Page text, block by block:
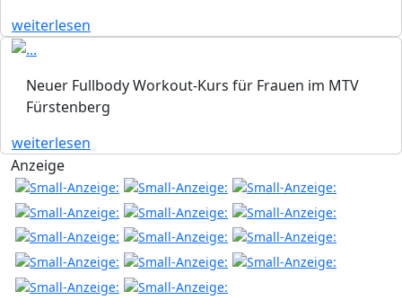
weiterlesen
Neuer Fullbody Workout-Kurs für Frauen im MTV
Fürstenberg
weiterlesen
Anzeige